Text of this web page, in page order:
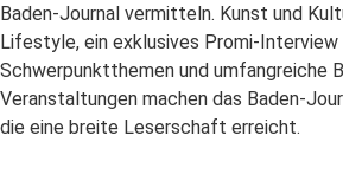
Baden-Journal vermitteln. Kunst und
Lifestyle, ein exklusives Promi-
Schwerpunktthemen und umfangreiche
Veranstaltungen machen das Baden-
die eine breite Leserschaft erreicht.